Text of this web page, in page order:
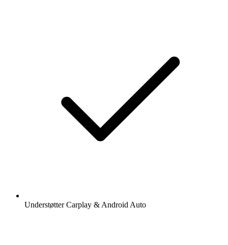
Understøtter Carplay & Android Auto